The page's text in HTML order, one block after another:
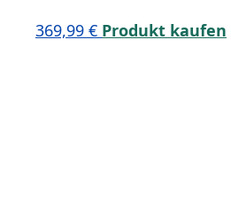
369,99 € Produkt kaufen